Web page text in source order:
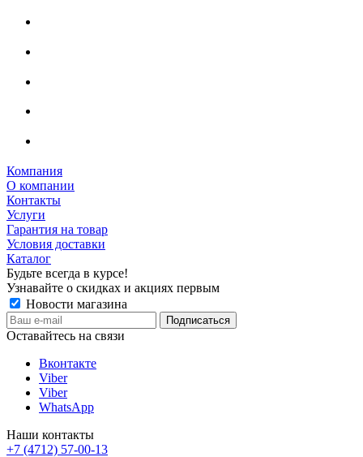
Компания
О компании
Контакты
Услуги
Гарантия на товар
Условия доставки
Каталог
Будьте всегда в курсе!
Узнавайте о скидках и акциях первым
Новости магазина
Оставайтесь на связи
Вконтакте
Viber
Viber
WhatsApp
Наши контакты
+7 (4712) 57-00-13